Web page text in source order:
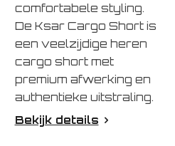
comfortabele styling.
De Ksar Cargo Short is
een veelzijdige heren
cargo short met
premium afwerking en
authentieke uitstraling.
Bekijk details